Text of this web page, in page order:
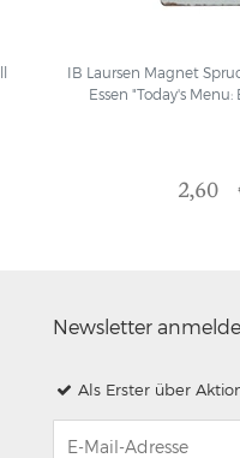
IB Laursen Magnet
Essen "Today's Menu:
2,60
Newsletter
Als Erster über